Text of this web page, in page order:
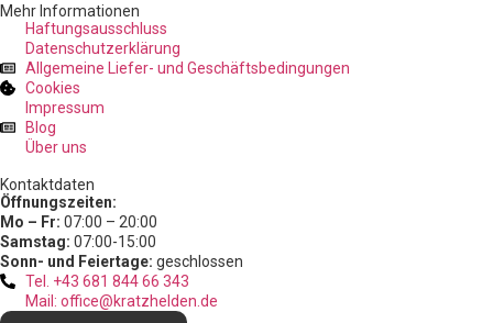
Mehr Informationen
Haftungsausschluss
Datenschutzerklärung
Allgemeine Liefer- und Geschäftsbedingungen
Cookies
Impressum
Blog
Über uns
Kontaktdaten
Öffnungszeiten:
Mo – Fr: 07:00 – 20:00
Samstag: 07:00-15:00
Sonn- und Feiertage: geschlossen
Tel. +43 681 844 66 343
Mail: office@kratzhelden.de